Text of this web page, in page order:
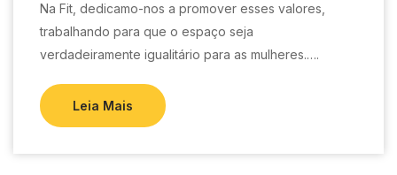
Na Fit, dedicamo-nos a promover esses valores,
trabalhando para que o espaço seja
verdadeiramente igualitário para as mulheres.….
Leia Mais